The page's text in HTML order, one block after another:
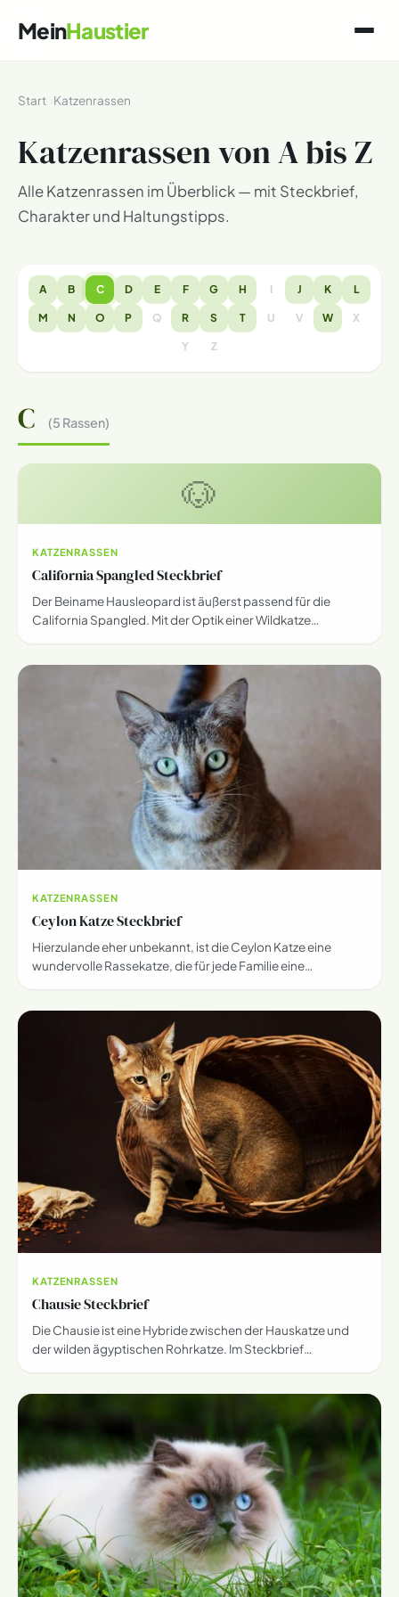
MeinHaustier
Start Katzenrassen
Katzenrassen von A bis Z
Alle Katzenrassen im Überblick — mit Steckbrief,
Charakter und Haltungstipps.
A B C D E F G H I J K L
M N O P Q R S T U V W X
Y Z
C (5 Rassen)
🐶
KATZENRASSEN
California Spangled Steckbrief
Der Beiname Hausleopard ist äußerst passend für die
California Spangled. Mit der Optik einer Wildkatze…
KATZENRASSEN
Ceylon Katze Steckbrief
Hierzulande eher unbekannt, ist die Ceylon Katze eine
wundervolle Rassekatze, die für jede Familie eine…
KATZENRASSEN
Chausie Steckbrief
Die Chausie ist eine Hybride zwischen der Hauskatze und
der wilden ägyptischen Rohrkatze. Im Steckbrief…